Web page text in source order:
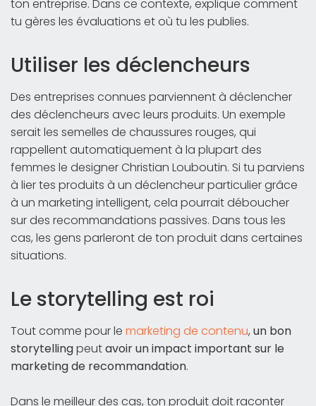
ton entreprise. Dans ce contexte, explique comment
tu gères les évaluations et où tu les publies.
Utiliser les déclencheurs
Des entreprises connues parviennent à déclencher
des déclencheurs avec leurs produits. Un exemple
serait les semelles de chaussures rouges, qui
rappellent automatiquement à la plupart des
femmes le designer Christian Louboutin. Si tu parviens
à lier tes produits à un déclencheur particulier grâce
à un marketing intelligent, cela pourrait déboucher
sur des recommandations passives. Dans tous les
cas, les gens parleront de ton produit dans certaines
situations.
Le storytelling est roi
Tout comme pour le marketing de contenu, un bon
storytellingpeutavoir un impact important sur le
marketing de recommandation.
Dans le meilleur des cas, ton produit doit raconter